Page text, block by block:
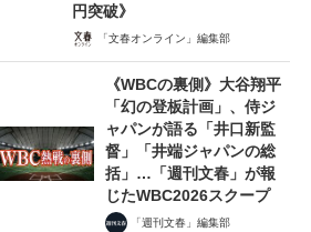
円突破》
「文春オンライン」編集部
《WBCの裏側》大谷翔平
「幻の登板計画」、侍ジ
ャパンが語る「井口新監
督」「井端ジャパンの総
括」…「週刊文春」が報
じたWBC2026スクープ
「週刊文春」編集部